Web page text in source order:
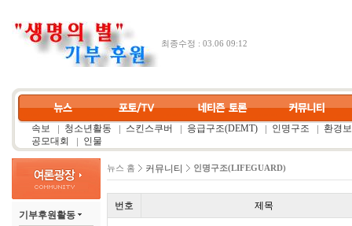
최종수정 : 03.06 09:12
속보 청소년활동 스킨스쿠버 응급구조(DEMT) 인명구조
환경
공모대회
인물
기부후원활동
뉴스 홈 커뮤니티 인명구조(LIFEGUARD)
번호 제목